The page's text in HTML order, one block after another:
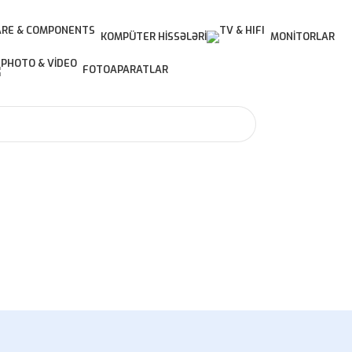
KOMPÜTER HISSƏLƏRI MONITORLAR
FOTOAPARATLAR